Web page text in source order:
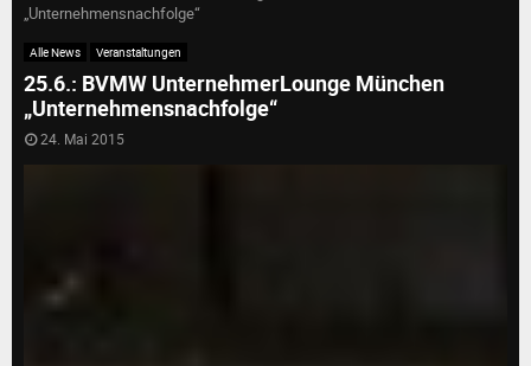
M
„Unternehmensnachfolge“
Alle News Veranstaltungen
25.6.: BVMW UnternehmerLounge München
„Unternehmensnachfolge“
24. Mai 2015